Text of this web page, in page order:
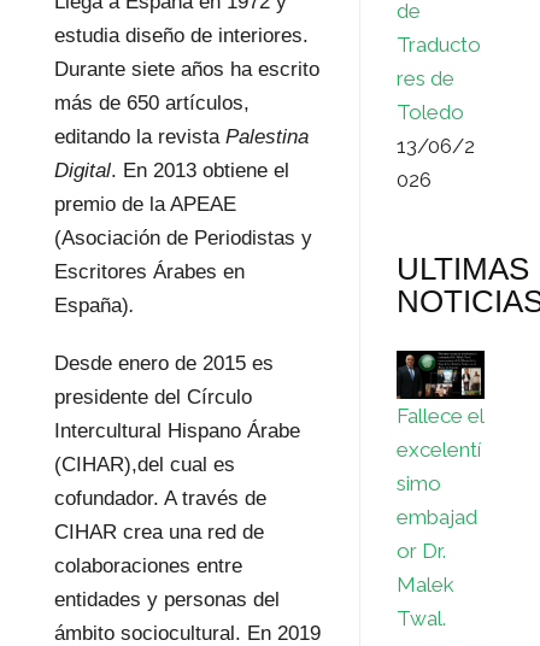
estudia diseño de interiores.
Durante siete años ha escrito
más de 650 artículos,
editando la revista Palestina
Digital. En 2013 obtiene el
premio de la APEAE
(Asociación de Periodistas y
Escritores Árabes en
España).
Desde enero de 2015 es
presidente del Círculo
Intercultural Hispano Árabe
(CIHAR),del cual es
cofundador. A través de
CIHAR crea una red de
colaboraciones entre
entidades y personas del
ámbito sociocultural. En 2019
de
Traducto
res de
Toledo
13/06/2
026
ULTIMAS
Fallece el
excelentí
simo
embajad
or Dr.
Malek
Twal.